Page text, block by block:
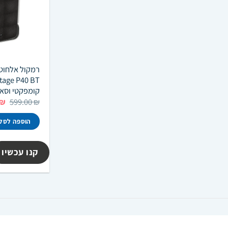
קומפקטי
599.00₪
הוספה
קנו עכשיו